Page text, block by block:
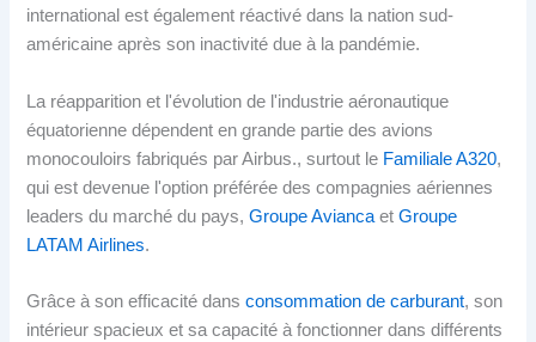
international est également réactivé dans la nation sud-
américaine après son inactivité due à la pandémie.
La réapparition et l'évolution de l'industrie aéronautique
équatorienne dépendent en grande partie des avions
monocouloirs fabriqués par Airbus., surtout le Familiale A320,
qui est devenue l'option préférée des compagnies aériennes
leaders du marché du pays,Groupe Avianca etGroupe
LATAM Airlines.
Grâce à son efficacité dansconsommation de carburant, son
intérieur spacieux et sa capacité à fonctionner dans différents